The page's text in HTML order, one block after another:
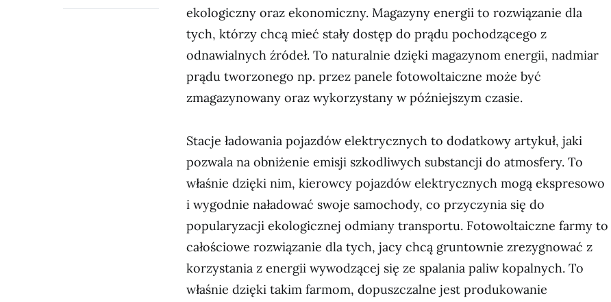
ekologiczny oraz ekonomiczny. Magazyny energii to rozwiązanie dla
tych, którzy chcą mieć stały dostęp do prądu pochodzącego z
odnawialnych źródeł. To naturalnie dzięki magazynom energii, nadmiar
prądu tworzonego np. przez panele fotowoltaiczne może być
zmagazynowany oraz wykorzystany w późniejszym czasie.
Stacje ładowania pojazdów elektrycznych to dodatkowy artykuł, jaki
pozwala na obniżenie emisji szkodliwych substancji do atmosfery. To
właśnie dzięki nim, kierowcy pojazdów elektrycznych mogą ekspresowo
i wygodnie naładować swoje samochody, co przyczynia się do
popularyzacji ekologicznej odmiany transportu. Fotowoltaiczne farmy to
całościowe rozwiązanie dla tych, jacy chcą gruntownie zrezygnować z
korzystania z energii wywodzącej się ze spalania paliw kopalnych. To
właśnie dzięki takim farmom, dopuszczalne jest produkowanie